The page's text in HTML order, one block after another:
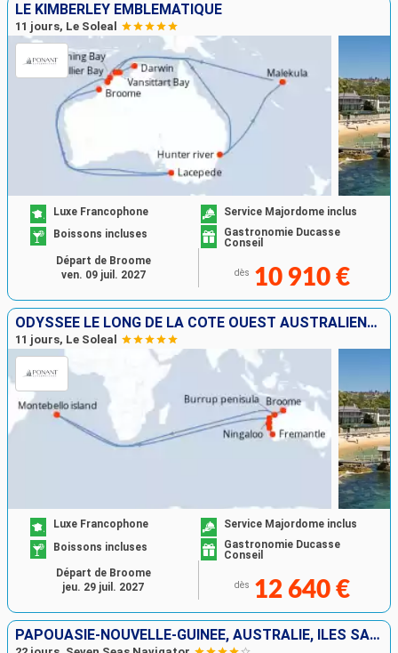
LE KIMBERLEY EMBLÉMATIQUE
11 jours, Le Soleal
Luxe Francophone
Service Majordome inclus
Boissons incluses
Gastronomie Ducasse
Conseil
dès 10 910 €
Départ de Broome
ven. 09 juil. 2027
ODYSSÉE LE LONG DE LA CÔTE OUEST AUSTRALIENNE
11 jours, Le Soleal
Luxe Francophone
Service Majordome inclus
Boissons incluses
Gastronomie Ducasse
Conseil
dès 12 640 €
Départ de Broome
jeu. 29 juil. 2027
PAPOUASIE-NOUVELLE-GUINÉE, AUSTRALIE, ÎLES SALOMON